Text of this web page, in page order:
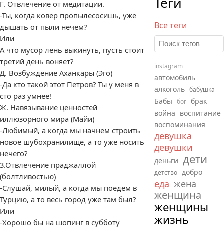
Г. Отвлечение от медитации.
-Ты, когда ковер пропылесосишь, уже
дышать от пыли нечем?
Или
А что мусор лень выкинуть, пусть стоит
третий день воняет?
Д. Возбуждение Аханкары (Эго)
-Да кто такой этот Петров? Ты у меня в
сто раз умнее!
Ж. Навязывание ценностей
иллюзорного мира (Майи)
-Любимый, а когда мы начнем строить
новое шубохранилище, а то уже носить
нечего?
3.Отвлечение праджаллой
(болтливостью)
-Слушай, милый, а когда мы поедем в
Турцию, а то весь город уже там был?
Или
-Хорошо бы на шопинг в субботу
Все теги
instagram
автомобиль
алкоголь бабушка
Бабы бог брак
война воспитание
воспоминания
девушка
девушки
деньги дети
детство добро
еда жена
женщина
женщины
жизнь